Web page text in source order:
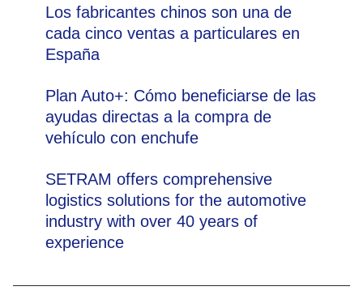
Los fabricantes chinos son una de
cada cinco ventas a particulares en
España
Plan Auto+: Cómo beneficiarse de las
ayudas directas a la compra de
vehículo con enchufe
SETRAM offers comprehensive
logistics solutions for the automotive
industry with over 40 years of
experience